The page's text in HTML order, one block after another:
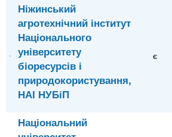
Ніжинський
агротехнічний інститут
Національного
університету
біоресурсів і
природокористування,
НАІ НУБіП
є
Національний